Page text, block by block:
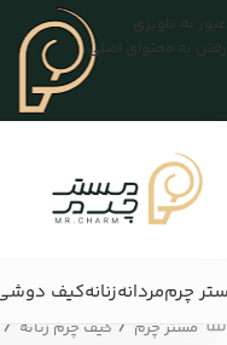
عبور به ناوبری
رفتن به محتوای اصلی
چرممردانهزنانهکیف
مستر چرم / کیف چرم زنانه /